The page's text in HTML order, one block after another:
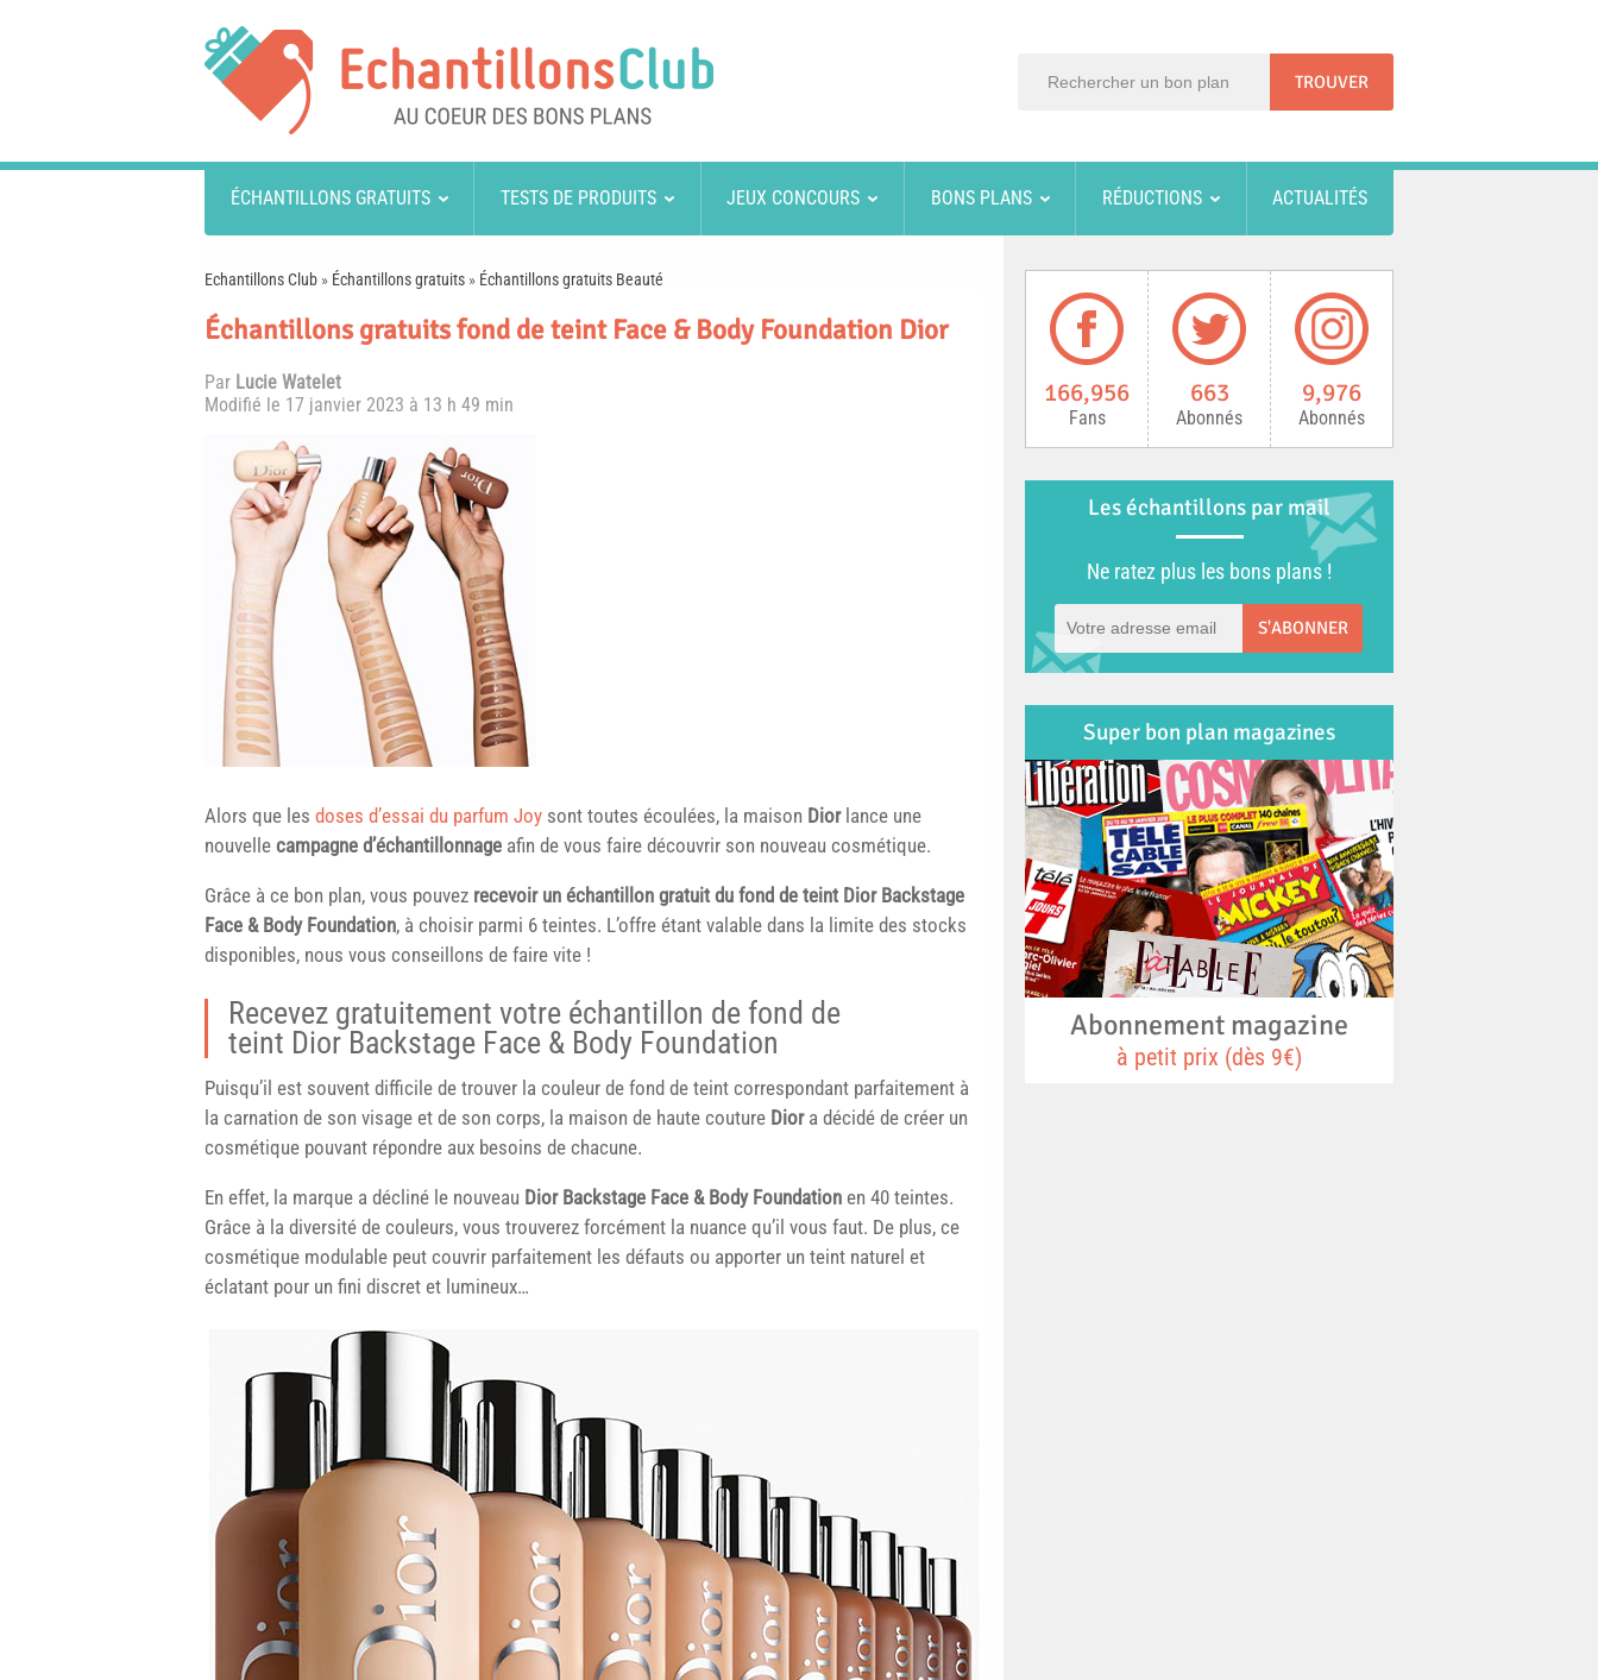
ÉCHANTILLONS GRATUITS TESTS DE PRODUITS JEUX CONCOURS BONS PLANS RÉDUCTIONS ACTUALITÉS
Echantillons Club » Échantillons gratuits » Échantillons gratuits Beauté
Échantillons gratuits fond de teint Face & Body Foundation Dior
Par Lucie Watelet
Modifié le 17 janvier 2023 à 13 h 49 min
Alors que les doses d’essai du parfum Joy sont toutes écoulées, la maison Dior lance une
nouvelle campagne d’échantillonnage afin de vous faire découvrir son nouveau cosmétique.
Grâce à ce bon plan, vous pouvez recevoir un échantillon gratuit du fond de teint Dior Backstage
Face & Body Foundation, à choisir parmi 6 teintes. L’offre étant valable dans la limite des stocks
disponibles, nous vous conseillons de faire vite !
Recevez gratuitement votre échantillon de fond de
teint Dior Backstage Face & Body Foundation
Puisqu’il est souvent difficile de trouver la couleur de fond de teint correspondant parfaitement à
la carnation de son visage et de son corps, la maison de haute couture Diora décidé de créer un
cosmétique pouvant répondre aux besoins de chacune.
En effet, la marque a décliné le nouveau Dior Backstage Face & Body Foundation en 40 teintes.
Grâce à la diversité de couleurs, vous trouverez forcément la nuance qu’il vous faut. De plus, ce
cosmétique modulable peut couvrir parfaitement les défauts ou apporter un teint naturel et
éclatant pour un fini discret et lumineux…
166,956
Fans
663
Abonnés
9,976
Abonnés
Les échantillons par mail
Ne ratez plus les bons plans !
S'ABONNER
Super bon plan magazines
Abonnement magazine
à petit prix (dès 9€)